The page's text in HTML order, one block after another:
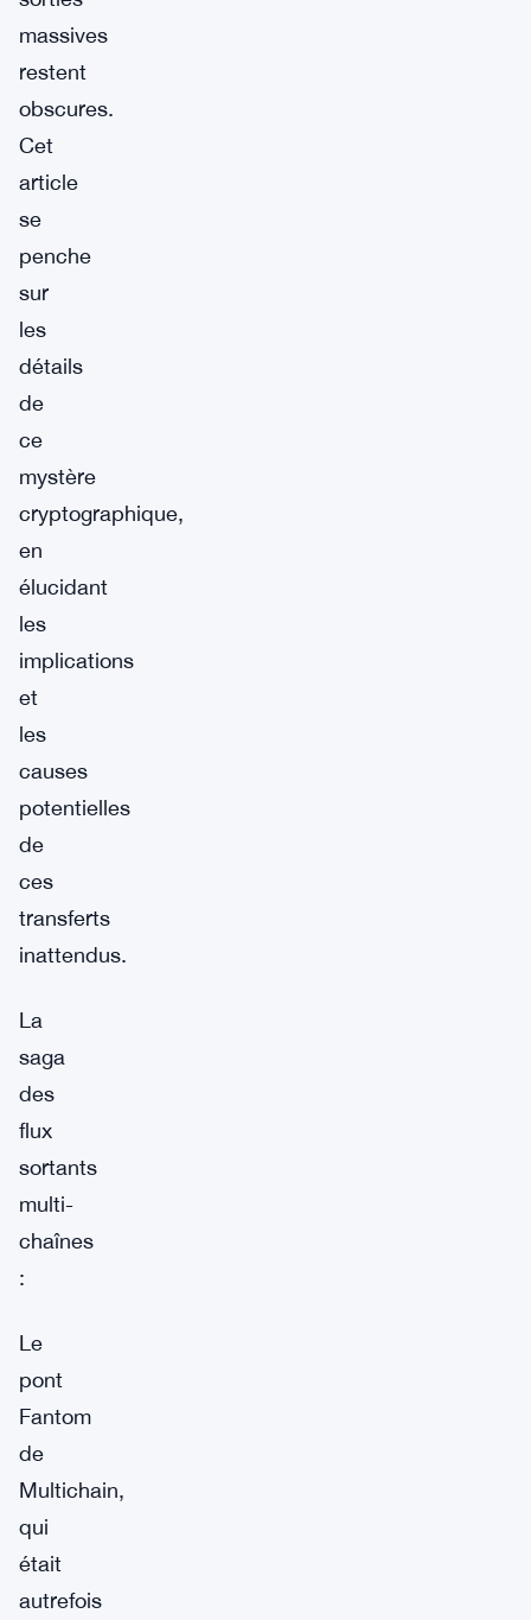
massives
restent
obscures.
Cet
article
se
penche
sur
les
détails
de
ce
mystère
cryptographique,
en
élucidant
les
implications
et
les
causes
potentielles
de
ces
transferts
inattendus.
La
saga
des
flux
sortants
multi-
chaînes
:
Le
pont
Fantom
de
Multichain,
qui
était
autrefois